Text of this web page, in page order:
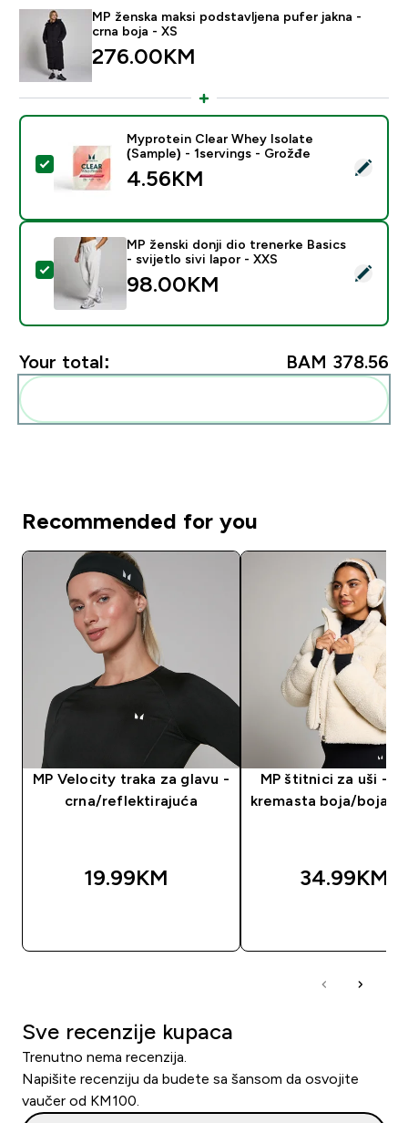
MP ženska maksi podstavljena pufer jakna -
crna boja - XS
276.00KM‎
Select this product - Myprotein Clear Whey Isolate
Myprotein Clear Whey Isolate
(Sample) - 1servings - Grožđe
4.56KM‎
Select this product - MP ženski donji dio trenerke
MP ženski donji dio trenerke Basics
- svijetlo sivi lapor - XXS
98.00KM‎
Your total: BAM 378.56‎
Recommended for you
MP Velocity traka za glavu -
crna/reflektirajuća
19.99KM‎
MP štitnici za uši -
kremasta boja/boja
34.99KM‎
Sve recenzije kupaca
Trenutno nema recenzija.
Napišite recenziju da budete sa šansom da osvojite
vaučer od KM100.